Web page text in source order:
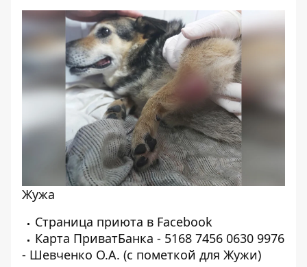
Жужа
Страница приюта в Facebook
Карта ПриватБанка - 5168 7456 0630 9976
- Шевченко О.А. (с пометкой для Жужи)